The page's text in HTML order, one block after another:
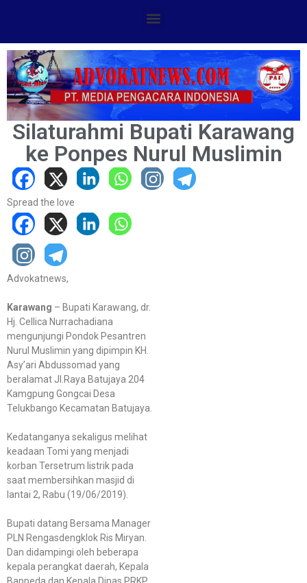
Silaturahmi Bupati Karawang
ke Ponpes Nurul Muslimin
Spread the love
Advokatnews,
Karawang – Bupati Karawang, dr.
Hj. Cellica Nurrachadiana
mengunjungi Pondok Pesantren
Nurul Muslimin yang dipimpin KH.
Asy’ari Abdussomad yang
beralamat Jl.Raya Batujaya 204
Kamgpung Gongcai Desa
Telukbango Kecamatan Batujaya.
Kedatanganya sekaligus melihat
keadaan Tomi yang menjadi
korban Tersetrum listrik pada
saat membersihkan masjid di
lantai 2, Rabu (19/06/2019).
Bupati datang Bersama Manager
PLN Rengasdengklok Ris Miryan.
Dan didampingi oleh beberapa
kepala perangkat daerah, Kepala
Bappeda dan Kepala Dinas PRKP